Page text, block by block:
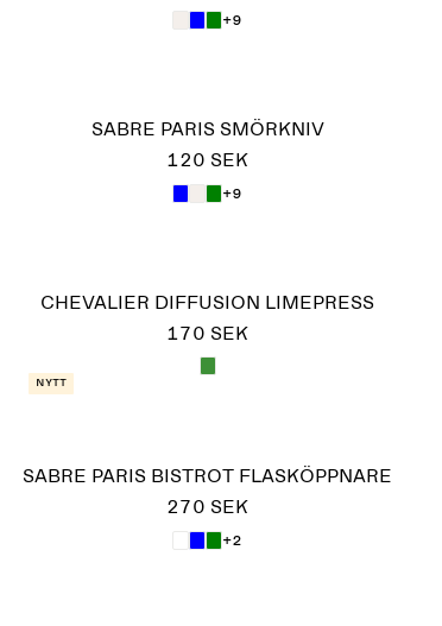
+9
SABRE PARIS SMÖRKNIV
120 SEK
+9
CHEVALIER DIFFUSION LIMEPRESS
170 SEK
Nytt
SABRE PARIS BISTROT FLASKÖPPNARE
270 SEK
+2